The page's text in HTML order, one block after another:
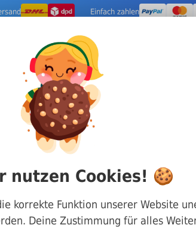
Einfach zahlen
Werkzeuge
DIN 960 8.8
nutzen Cookies! 🍪
korrekte Funktion unserer Website
Deine Zustimmung für alles